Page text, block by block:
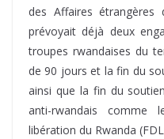
des Affaires
prévoyait déjà deux
troupes rwandaises du
de 90 jours et la fin du
ainsi que la fin du
anti-rwandais comme
libération du Rwanda